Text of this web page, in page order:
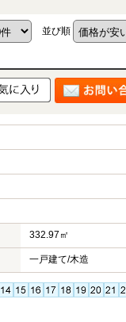
並び順
332.97㎡
一戸建て/木造